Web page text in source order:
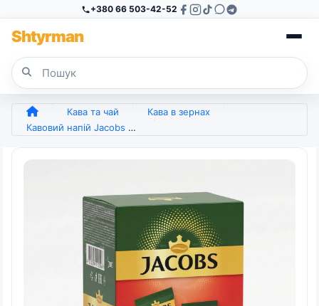
+380 66 503-42-52
Shtyrman
Кава та чай
Кава в зернах
Кавовий напій Jacobs 3в1 Intense 24 стіки (упаковка) | Міцна кава, Насичений смак, Оригінал (арт. 4304)